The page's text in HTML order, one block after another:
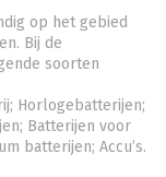
op het gebied
Bij de
soorten
Horlogebatterijen;
; Batterijen voor
batterijen; Accu’s.